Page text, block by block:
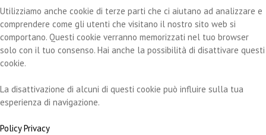
Utilizziamo anche cookie di terze parti che ci aiutano ad analizzare e
comprendere come gli utenti che visitano il nostro sito web si
comportano. Questi cookie verranno memorizzati nel tuo browser
solo con il tuo consenso. Hai anche la possibilità di disattivare questi
cookie.
La disattivazione di alcuni di questi cookie può influire sulla tua
esperienza di navigazione.
Policy Privacy